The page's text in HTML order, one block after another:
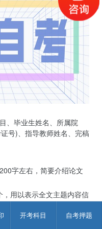
开考科目 自考押题
毕业生姓名、所属院
号)、指导教师姓名、完稿
字左右，简要介绍论文
用以表示全文主题内容信